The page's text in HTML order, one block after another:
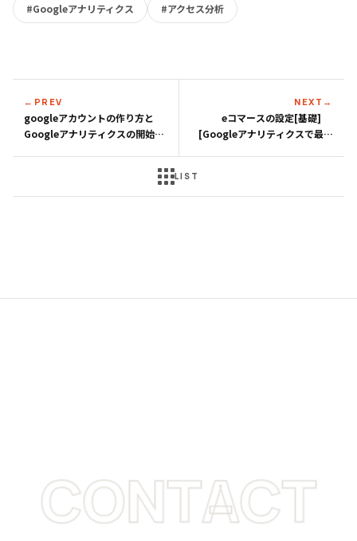
#Googleアナリティクス #アクセス分析
← PREV
googleアカウントの作り方と
Googleアナリティクスの開始手
LIST
NEXT →
eコマースの設定[基礎]
[Googleアナリティクスで最初
CONTACT